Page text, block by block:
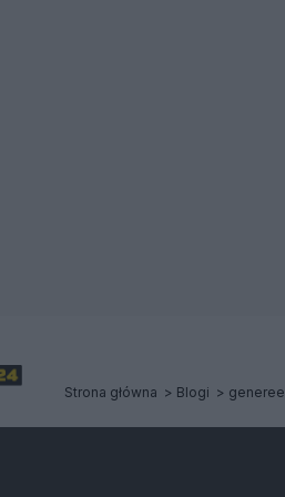
Strona główna Blogi generee